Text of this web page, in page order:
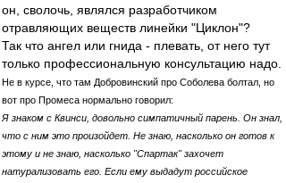
он, сволочь, являлся разработчиком
отравляющих веществ линейки "Циклон"?
Так что ангел или гнида - плевать, от него тут
только профессиональную консультацию надо.
Не в курсе, что там Добровинский про Соболева болтал, но
вот про Промеса нормально говорил:
Я знаком с Квинси, довольно симпатичный парень. Он знал,
что с ним это произойдет. Не знаю, насколько он готов к
этому и не знаю, насколько "Спартак" захочет
натурализовать его. Если ему выдадут российское